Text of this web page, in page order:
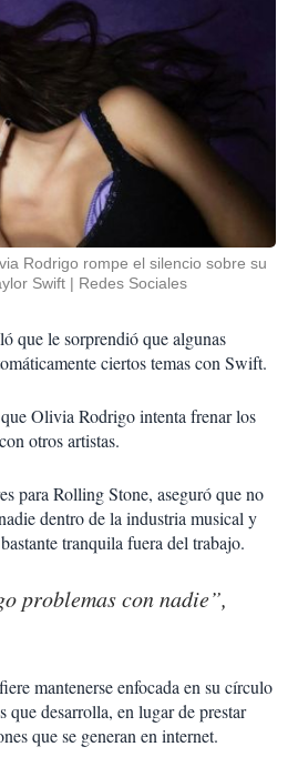
Rodrigo rompe el silencio sobre su
Swift
Redes Sociales
que le sorprendió que algunas
ciertos temas con Swift.
Olivia Rodrigo intenta frenar los
otros artistas.
para Rolling Stone, aseguró que no
dentro de la industria musical y
tranquila fuera del trabajo.
problemas con nadie”,
mantenerse enfocada en su círculo
que desarrolla, en lugar de prestar
que se generan en internet.